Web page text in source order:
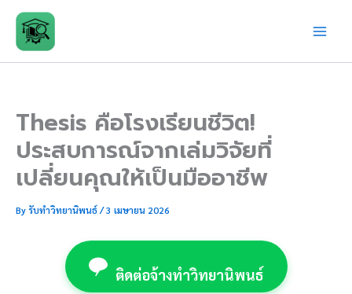
content
Thesis คือโรงเรียนชีวิต!
ประสบการณ์จากเล่มวิจัยที่
เปลี่ยนคุณให้เป็นมืออาชีพ
Byรับทำวิทยานิพนธ์/3 เมษายน 2026
ติดต่อจ้างทำวิทยานิพนธ์